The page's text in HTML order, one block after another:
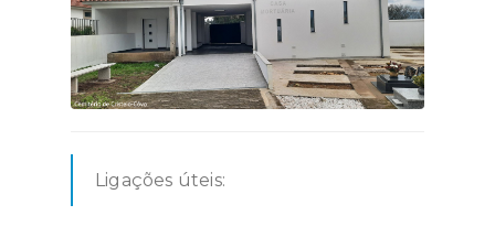
Ligações úteis: